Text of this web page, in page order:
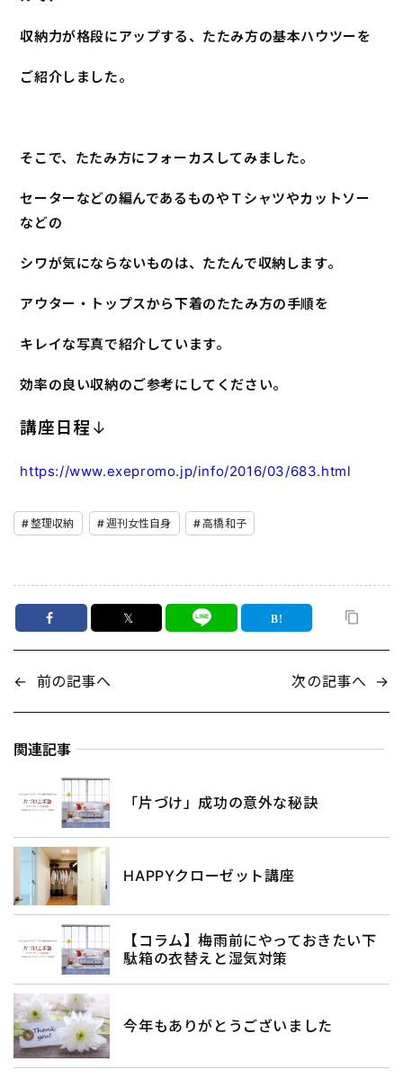
収納力が格段にアップする、たたみ方の基本ハウツーを
ご紹介しました。
そこで、たたみ方にフォーカスしてみました。
セーターなどの編んであるものやＴシャツやカットソー
などの
シワが気にならないものは、たたんで収納します。
アウター・トップスから下着のたたみ方の手順を
キレイな写真で紹介しています。
効率の良い収納のご参考にしてください。
講座日程 ↓
https://www.exepromo.jp/info/2016/03/683.html
整理収納 週刊女性自身 高橋和子
𝕏
← 前の記事へ 次の記事へ →
関連記事
「片づけ」成功の意外な秘訣
HAPPYクローゼット講座
【コラム】梅雨前にやっておきたい下
駄箱の衣替えと湿気対策
今年もありがとうございました